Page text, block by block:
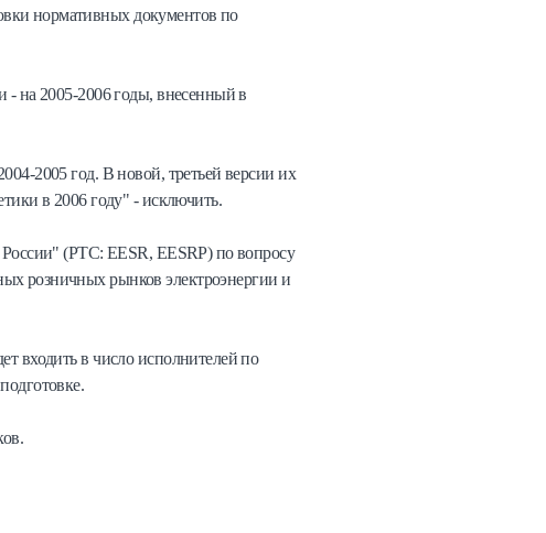
нормативных документов по
- на 2005-2006 годы, внесенный в
2005 год. В новой, третьей версии их
в 2006 году" - исключить.
России" (РТС: EESR, EESRP) по вопросу
розничных рынков электроэнергии и
входить в число исполнителей по